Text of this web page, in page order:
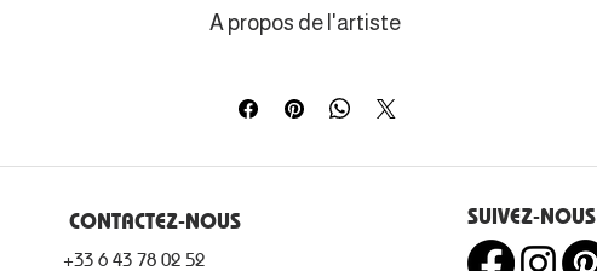
A propos de l'artiste
du voyage, du rêve, des tableaux et des
CONTACTEZ-NOUS
+33 6 43 78 02 52
SUIVEZ-NOUS